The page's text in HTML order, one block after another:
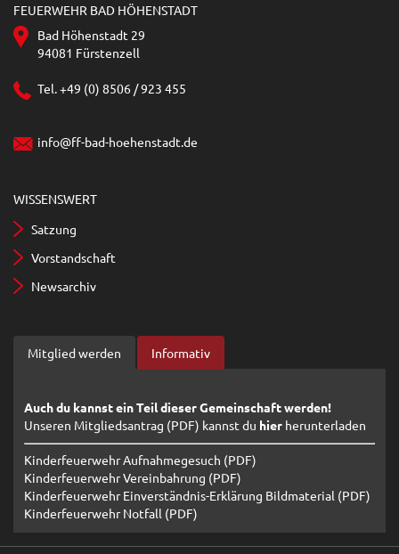
FEUERWEHR BAD HÖHENSTADT
Bad Höhenstadt 29
94081 Fürstenzell
Tel. +49 (0) 8506 / 923 455
info@ff-bad-hoehenstadt.de
WISSENSWERT
Satzung
Vorstandschaft
Newsarchiv
Mitglied werden Informativ
Auch du kannst ein Teil dieser Gemeinschaft werden!
Unseren Mitgliedsantrag (PDF) kannst du hier herunterladen
Kinderfeuerwehr Aufnahmegesuch (PDF)
Kinderfeuerwehr Vereinbahrung (PDF)
Kinderfeuerwehr Einverständnis-Erklärung Bildmaterial (PDF)
Kinderfeuerwehr Notfall (PDF)